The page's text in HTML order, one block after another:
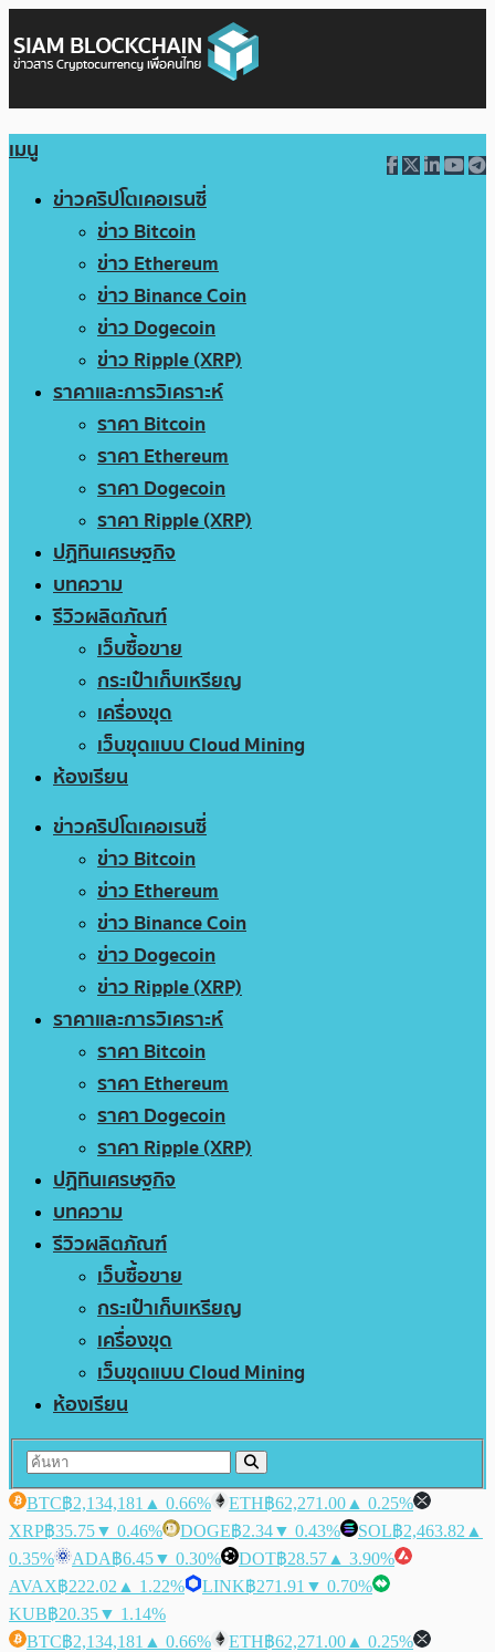
เมนู
ข่าวคริปโตเคอเรนซี่
ข่าว Bitcoin
ข่าว Ethereum
ข่าว Binance Coin
ข่าว Dogecoin
ข่าว Ripple (XRP)
ราคาและการวิเคราะห์
ราคา Bitcoin
ราคา Ethereum
ราคา Dogecoin
ราคา Ripple (XRP)
ปฏิทินเศรษฐกิจ
บทความ
รีวิวผลิตภัณฑ์
เว็บซื้อขาย
กระเป๋าเก็บเหรียญ
เครื่องขุด
เว็บขุดแบบ Cloud Mining
ห้องเรียน
ข่าวคริปโตเคอเรนซี่
ข่าว Bitcoin
ข่าว Ethereum
ข่าว Binance Coin
ข่าว Dogecoin
ข่าว Ripple (XRP)
ราคาและการวิเคราะห์
ราคา Bitcoin
ราคา Ethereum
ราคา Dogecoin
ราคา Ripple (XRP)
ปฏิทินเศรษฐกิจ
บทความ
รีวิวผลิตภัณฑ์
เว็บซื้อขาย
กระเป๋าเก็บเหรียญ
เครื่องขุด
เว็บขุดแบบ Cloud Mining
ห้องเรียน
BTC฿2,134,181 ▲ 0.66% ETH฿62,271.00 ▲ 0.25%
XRP฿35.75▼ 0.46% DOGE฿2.34▼ 0.43% SOL฿2,463.82 ▲
0.35%
ADA฿6.45▼ 0.30% DOT฿28.57 ▲ 3.90%
AVAX฿222.02 ▲ 1.22% LINK฿271.91 ▼ 0.70%
KUB฿20.35▼ 1.14%
BTC฿2,134,181 ▲ 0.66% ETH฿62,271.00 ▲ 0.25%